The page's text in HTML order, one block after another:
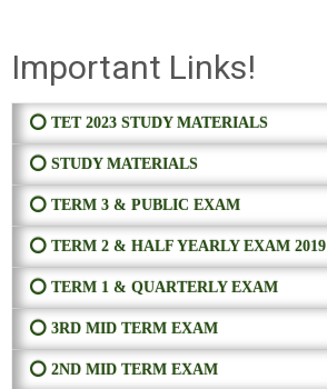
Important Links!
⭕ TET 2023 STUDY MATERIALS
⭕ STUDY MATERIALS
⭕ TERM 3 & PUBLIC EXAM
⭕ TERM 2 & HALF YEARLY EXAM 2019
⭕ TERM 1 & QUARTERLY EXAM
⭕ 3RD MID TERM EXAM
⭕ 2ND MID TERM EXAM